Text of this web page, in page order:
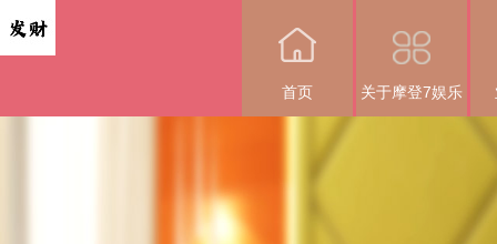
首页 关于摩登7娱乐